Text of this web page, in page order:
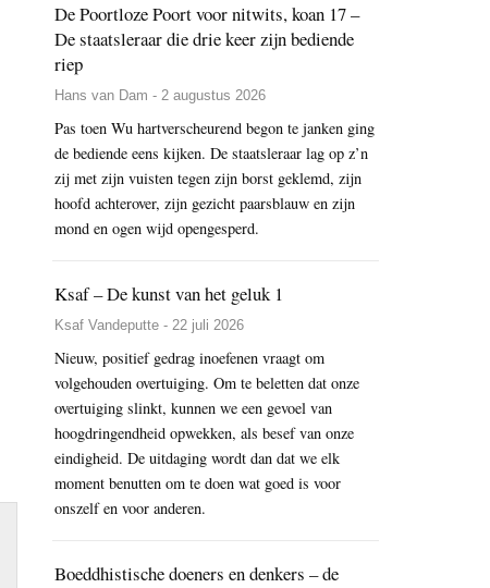
De Poortloze Poort voor nitwits, koan 17 –
De staatsleraar die drie keer zijn bediende
riep
Hans van Dam - 2 augustus 2026
Pas toen Wu hartverscheurend begon te janken ging
de bediende eens kijken. De staatsleraar lag op z’n
zij met zijn vuisten tegen zijn borst geklemd, zijn
hoofd achterover, zijn gezicht paarsblauw en zijn
mond en ogen wijd opengesperd.
Ksaf – De kunst van het geluk 1
Ksaf Vandeputte - 22 juli 2026
Nieuw, positief gedrag inoefenen vraagt om
volgehouden overtuiging. Om te beletten dat onze
overtuiging slinkt, kunnen we een gevoel van
hoogdringendheid opwekken, als besef van onze
eindigheid. De uitdaging wordt dan dat we elk
moment benutten om te doen wat goed is voor
onszelf en voor anderen.
Boeddhistische doeners en denkers – de